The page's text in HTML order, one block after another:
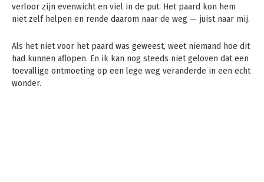
verloor zijn evenwicht en viel in de put. Het paard kon hem
niet zelf helpen en rende daarom naar de weg — juist naar mij.
Als het niet voor het paard was geweest, weet niemand hoe dit
had kunnen aflopen. En ik kan nog steeds niet geloven dat een
toevallige ontmoeting op een lege weg veranderde in een echt
wonder.